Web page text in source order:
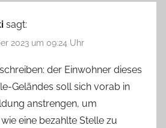
sagt:
2023 um 09:24 Uhr
der Einwohner dieses
Geländes soll sich vorab in
anstrengen, um
eine bezahlte Stelle zu